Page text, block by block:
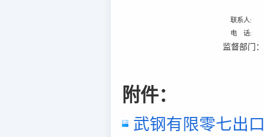
联系人:
电 话:
监督部门
附件：
武钢有限零七出